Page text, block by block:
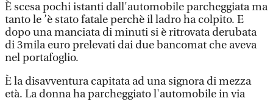
È scesa pochi istanti dall'automobile parcheggiata ma
tanto le ’è stato fatale perchè il ladro ha colpito. E
dopo una manciata di minuti si è ritrovata derubata
di 3mila euro prelevati dai due bancomat che aveva
nel portafoglio.
È la disavventura capitata ad una signora di mezza
età. La donna ha parcheggiato l'automobile in via